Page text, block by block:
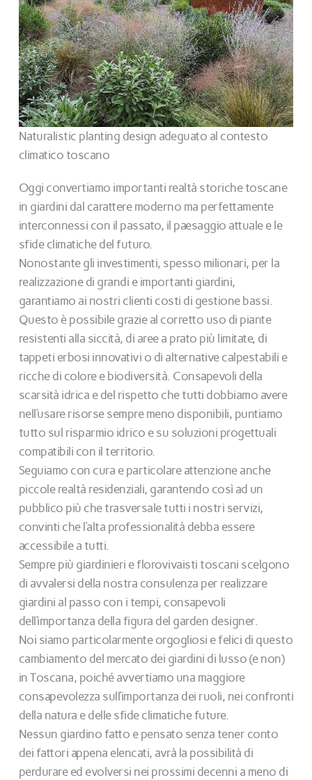
Naturalistic planting design adeguato al contesto
climatico toscano
Oggi convertiamo importanti realtà storiche toscane
in giardini dal carattere moderno ma perfettamente
interconnessi con il passato, il paesaggio attuale e le
sfide climatiche del futuro.
Nonostante gli investimenti, spesso milionari, per la
realizzazione di grandi e importanti giardini,
garantiamo ai nostri clienti costi di gestione bassi.
Questo è possibile grazie al corretto uso di piante
resistenti alla siccità, di aree a prato più limitate, di
tappeti erbosi innovativi o di alternative calpestabili e
ricche di colore e biodiversità. Consapevoli della
scarsità idrica e del rispetto che tutti dobbiamo avere
nell’usare risorse sempre meno disponibili, puntiamo
tutto sul risparmio idrico e su soluzioni progettuali
compatibili con il territorio.
Seguiamo con cura e particolare attenzione anche
piccole realtà residenziali, garantendo così ad un
pubblico più che trasversale tutti i nostri servizi,
convinti che l’alta professionalità debba essere
accessibile a tutti.
Sempre più giardinieri e florovivaisti toscani scelgono
di avvalersi della nostra consulenza per realizzare
giardini al passo con i tempi, consapevoli
dell’importanza della figura del garden designer.
Noi siamo particolarmente orgogliosi e felici di questo
cambiamento del mercato dei giardini di lusso (e non)
in Toscana, poiché avvertiamo una maggiore
consapevolezza sull’importanza dei ruoli, nei confronti
della natura e delle sfide climatiche future.
Nessun giardino fatto e pensato senza tener conto
dei fattori appena elencati, avrà la possibilità di
perdurare ed evolversi nei prossimi decenni a meno di